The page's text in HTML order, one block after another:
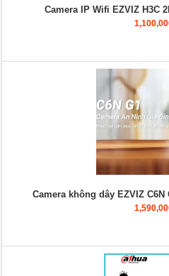
Camera IP Wifi EZVIZ H3C
Camera không dây EZVIZ